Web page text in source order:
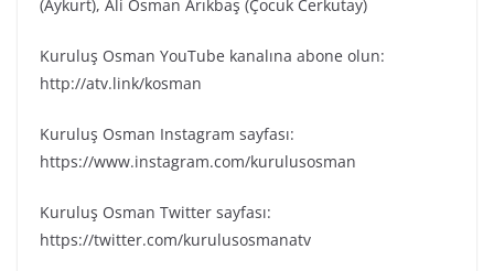
(Aykurt), Ali Osman Arıkbaş (Çocuk Cerkutay)
Kuruluş Osman YouTube kanalına abone olun:
http://atv.link/kosman
Kuruluş Osman Instagram sayfası:
https://www.instagram.com/kurulusosman
Kuruluş Osman Twitter sayfası:
https://twitter.com/kurulusosmanatv